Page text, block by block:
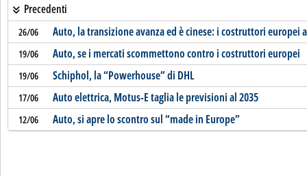
Precedenti
26/06 Auto, la transizione avanza ed è cinese: i costruttori europei
19/06 Auto, se i mercati scommettono contro i costruttori europei
19/06 Schiphol, la “Powerhouse” di DHL
17/06 Auto elettrica, Motus-E taglia le previsioni al 2035
12/06 Auto, si apre lo scontro sul “made in Europe”